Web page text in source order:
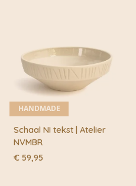
HANDMADE
Schaal NI tekst | Atelier
NVMBR
€ 59,95